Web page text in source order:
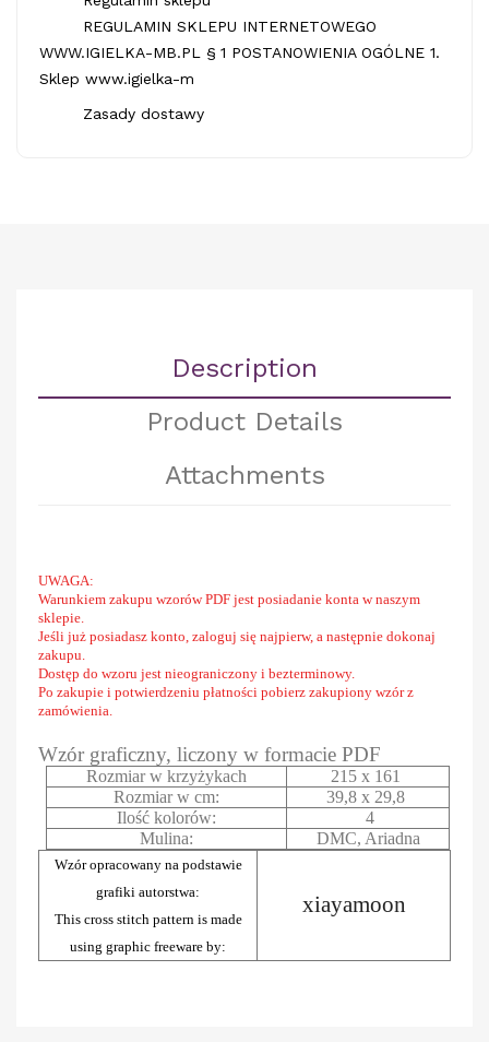
REGULAMIN SKLEPU INTERNETOWEGO
WWW.IGIELKA-MB.PL § 1 POSTANOWIENIA OGÓLNE 1.
Sklep www.igielka-m
Zasady dostawy
Description
Product Details
Attachments
UWAGA:
Warunkiem zakupu wzorów PDF jest posiadanie konta w naszym
sklepie.
Jeśli już posiadasz konto, zaloguj się najpierw, a następnie dokonaj
zakupu.
Dostęp do wzoru jest nieograniczony i bezterminowy.
Po zakupie i potwierdzeniu płatności pobierz zakupiony wzór z
zamówienia.
Wzór graficzny, liczony w formacie PDF
Rozmiar w krzyżykach
215 x 161
Rozmiar w cm:
39,8 x 29,8
Ilość kolorów:
4
Mulina:
DMC, Ariadna
Wzór opracowany na podstawie
grafiki autorstwa:
This cross stitch pattern is made
using graphic freeware by:
xiayamoon